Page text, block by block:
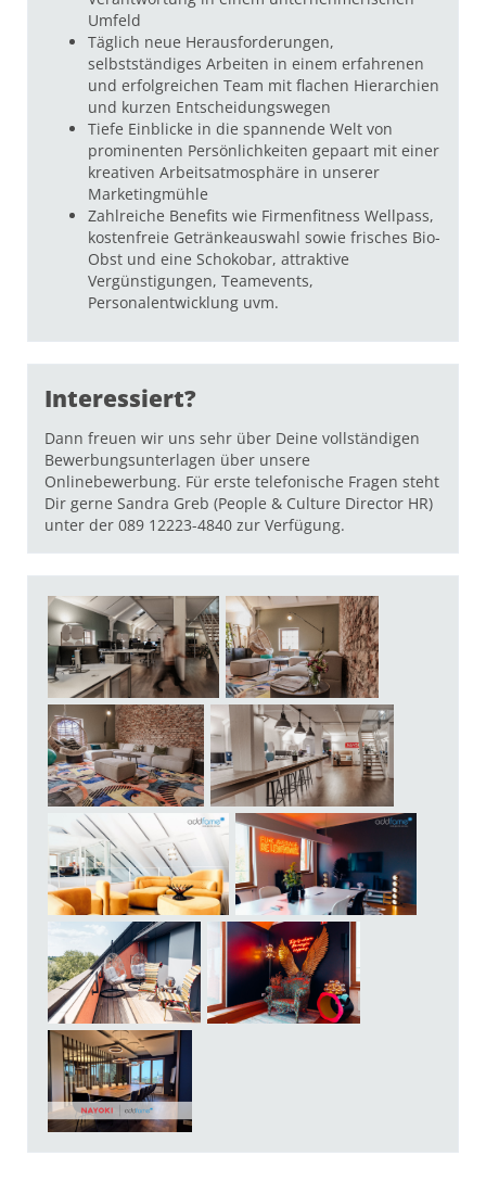
Umfeld
Täglich neue Herausforderungen,
selbstständiges Arbeiten in einem erfahrenen
und erfolgreichen Team mit flachen Hierarchien
und kurzen Entscheidungswegen
Tiefe Einblicke in die spannende Welt von
prominenten Persönlichkeiten gepaart mit einer
kreativen Arbeitsatmosphäre in unserer
Marketingmühle
Zahlreiche Benefits wie Firmenfitness Wellpass,
kostenfreie Getränkeauswahl sowie frisches Bio-
Obst und eine Schokobar, attraktive
Vergünstigungen, Teamevents,
Personalentwicklung uvm.
Interessiert?
Dann freuen wir uns sehr über Deine vollständigen
Bewerbungsunterlagen über unsere
Onlinebewerbung. Für erste telefonische Fragen steht
Dir gerne Sandra Greb (People & Culture Director HR)
unter der 089 12223-4840 zur Verfügung.